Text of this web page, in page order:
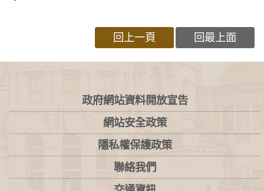
回上一頁 回最上面
:::
政府網站資料開放宣告
網站安全政策
隱私權保護政策
聯絡我們